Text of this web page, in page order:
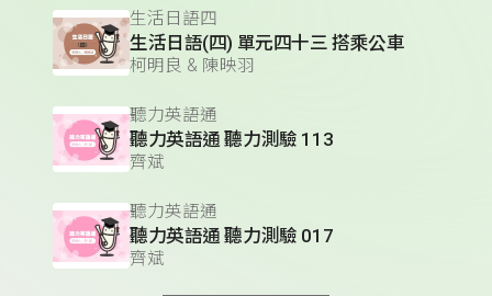
生活日語四
生活日語(四) 單元四十三 搭乘公車
柯明良 & 陳映羽
聽力英語通
聽力英語通 聽力測驗 113
齊斌
聽力英語通
聽力英語通 聽力測驗 017
齊斌